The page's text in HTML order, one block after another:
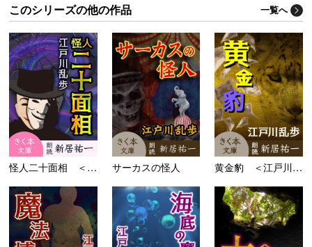
このシリーズの他の作品 一覧へ
怪人二十面相 ＜江戸川... サーカスの怪人 黄金豹 ＜江戸川乱歩「...